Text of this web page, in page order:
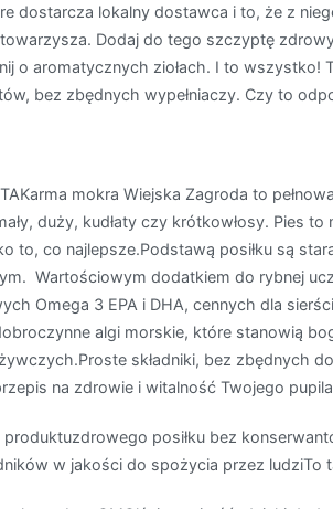
dostarcza lokalny dostawca i to, że z
Dodaj do tego szczyptę
o aromatycznych ziołach. I to wszystko!
bez zbędnych wypełniaczy. Czy to
mokra Wiejska Zagroda to
duży, kudłaty czy krótkowłosy. Pies
to, co najlepsze.Podstawą posiłku są
Wartościowym dodatkiem do rybnej
Omega 3 EPA i DHA, cennych dla
algi morskie, które stanowią
składniki, bez zbędnych
na zdrowie i witalność Twojego
produktuzdrowego posiłku bez
w jakości do spożycia przez ludziTo